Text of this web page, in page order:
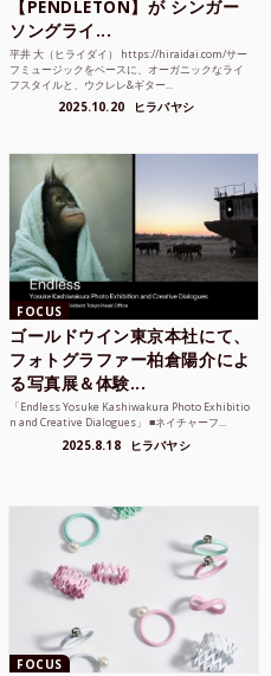
【PENDLETON】が シンガー
ソングライ...
平井 大（ヒライダイ） https://hiraidai.com/サー
フミュージックをベースに、オーガニックなライ
フスタイルと、ウクレレ&ギター...
2025.10.20 ヒラバヤシ
FOCUS
ゴールドウイン東京本社にて、
フォトグラファー柏倉陽介によ
る写真展＆体験...
「Endless Yosuke Kashiwakura Photo Exhibitio
n and Creative Dialogues」 ■ネイチャーフ...
2025.8.18 ヒラバヤシ
FOCUS